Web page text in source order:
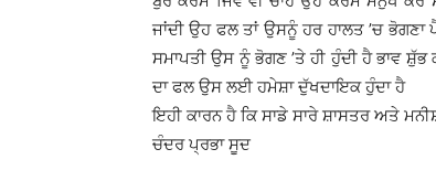
ਜਾਂਦੀ ਉਹ ਫਲ ਤਾਂ ਉਸਨੂੰ ਹਰ ਹਾਲਤ ’ਚ
ਸਮਾਪਤੀ ਉਸ ਨੂੰ ਭੋਗਣ ’ਤੇ ਹੀ ਹੁੰਦੀ ਹੈ ਭਾਵ
ਦਾ ਫਲ ਉਸ ਲਈ ਹਮੇਸ਼ਾ ਦੁੱਖਦਾਇਕ ਹੁੰਦਾ ਹੈ
ਇਹੀ ਕਾਰਨ ਹੈ ਕਿ ਸਾਡੇ ਸਾਰੇ ਸ਼ਾਸਤਰ ਅਤੇ
ਚੰਦਰ ਪ੍ਰਭਾ ਸੂਦ